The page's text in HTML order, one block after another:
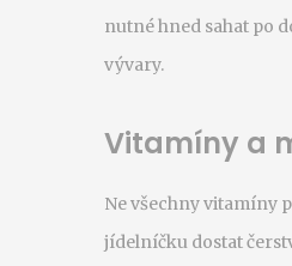
nutné hned sahat po
vývary.
Vitamíny a
Ne všechny vitamíny
jídelníčku dostat